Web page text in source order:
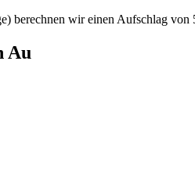
berechnen wir einen Aufschlag von
Au